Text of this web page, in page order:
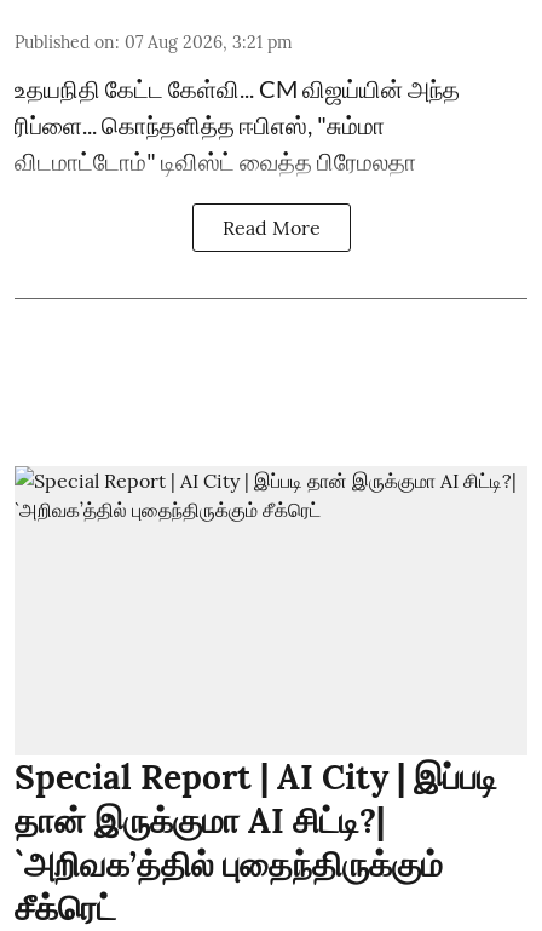
Published on: 07 Aug 2026, 3:21 pm
உதயநிதி கேட்ட கேள்வி... CM விஜய்யின் அந்த
ரிப்ளை... கொந்தளித்த ஈபிஎஸ், "சும்மா
விடமாட்டோம்" டிவிஸ்ட் வைத்த பிரேமலதா
Read More
Special Report | AI City | இப்படி
தான் இருக்குமா AI சிட்டி?|
`அறிவக’த்தில் புதைந்திருக்கும்
சீக்ரெட்